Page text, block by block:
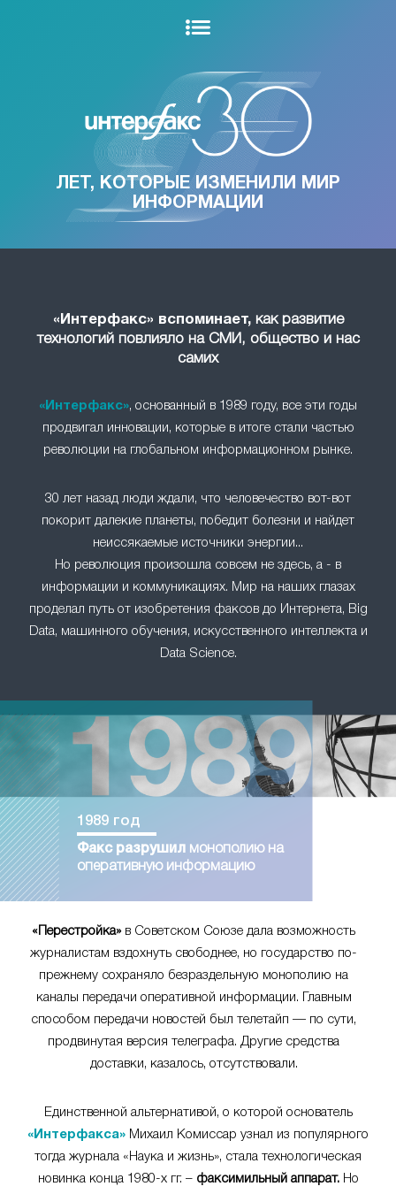
ЛЕТ, КОТОРЫЕ ИЗМЕНИЛИ МИР
ИНФОРМАЦИИ
«Интерфакс» вспоминает,как развитие
технологий повлияло на СМИ, общество и нас
самих
«Интерфакс», основанный в 1989 году, все эти годы
продвигал инновации, которые в итоге стали частью
революции на глобальном информационном рынке.
30 лет назад люди ждали, что человечество вот-вот
покорит далекие планеты, победит болезни и найдет
неиссякаемые источники энергии...
Но революция произошла совсем не здесь, а - в
информации и коммуникациях. Мир на наших глазах
проделал путь от изобретения факсов до Интернета, Big
Data, машинного обучения, искусственного интеллекта и
Data Science.
1989 год
Факс разрушил
монополию на
оперативную информацию
«Перестройка»в Советском Союзе дала возможность
журналистам вздохнуть свободнее, но государство по-
прежнему сохраняло безраздельную монополию на
каналы передачи оперативной информации. Главным
способом передачи новостей был телетайп — по сути,
продвинутая версия телеграфа. Другие средства
доставки, казалось, отсутствовали.
Единственной альтернативой, о которой основатель
«Интерфакса» Михаил Комиссар узнал из популярного
тогда журнала «Наука и жизнь», стала технологическая
новинка конца 1980-х гг. – факсимильный аппарат.Но